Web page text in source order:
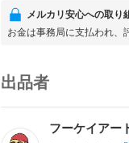
メルカリ安心への取り
お金は事務局に支払われ、
出品者
フーケイアー